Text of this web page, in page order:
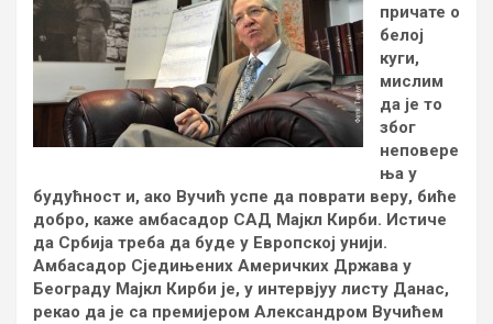
причате о
белој
куги,
мислим
да је то
због
неповере
ња у
будућност и, ако Вучић успе да поврати веру, биће
добро, каже амбасадор САД Мајкл Кирби. Истиче
да Србија треба да буде у Европској унији.
Амбасадор Сједињених Америчких Држава у
Београду Мајкл Кирби је, у интервјуу листу Данас,
рекао да је са премијером Александром Вучићем